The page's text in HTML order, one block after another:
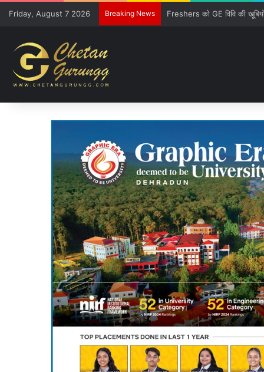
Friday, August 7 2026 Breaking News CM की गुजारिश-रेल मंत्री की